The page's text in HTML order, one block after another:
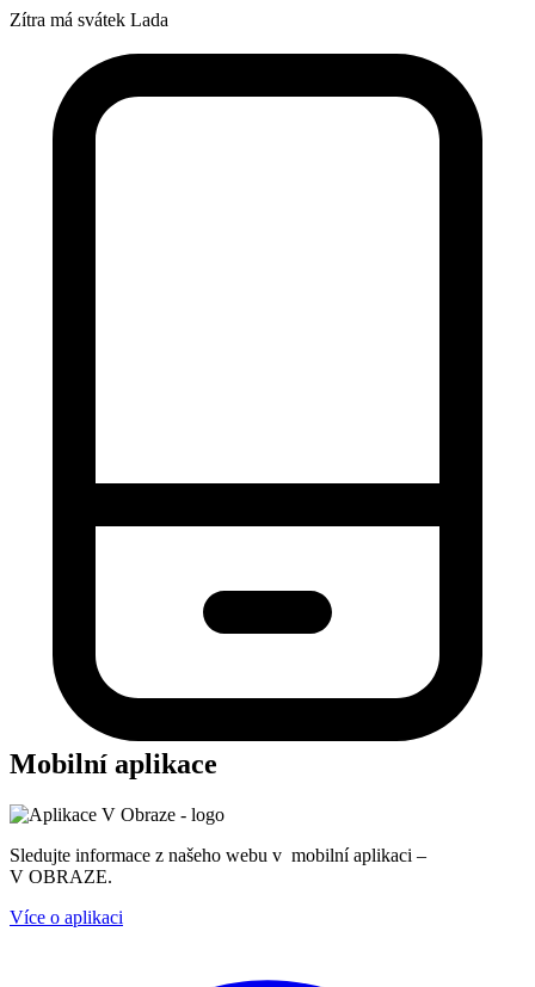
Zítra má svátek Lada
Mobilní aplikace
Sledujte informace z našeho webu v mobilní aplikaci –
V OBRAZE.
Více o aplikaci